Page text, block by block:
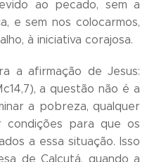
ao pecado, sem a
e sem nos colocarmos,
à iniciativa corajosa.
a afirmação de Jesus:
a questão não é a
a pobreza, qualquer
condições para que os
a essa situação. Isso
de Calcutá, quando a